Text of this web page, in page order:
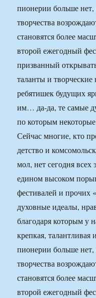
пионерии больше нет,
творчества
становятся более
второй ежегодный
призванный
таланты и творческие
ребятишек будущих
им… да-да, те самые
по которым
Сейчас многие, кто
детство и
мол, нет сегодня
едином высоком
фестивалей и
духовные идеалы,
благодаря которым у
крепкая,
пионерии больше нет,
творчества
становятся более
второй ежегодный